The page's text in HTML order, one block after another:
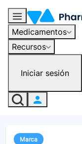
Medicamentos
Recursos
Iniciar sesión
Marca